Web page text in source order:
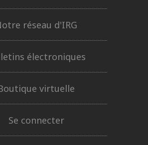
réseau d'IRG
électroniques
virtuelle
Se connecter